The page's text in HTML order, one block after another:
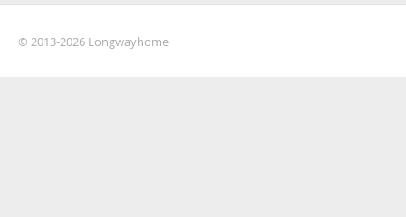
© 2013-2026 Longwayhome